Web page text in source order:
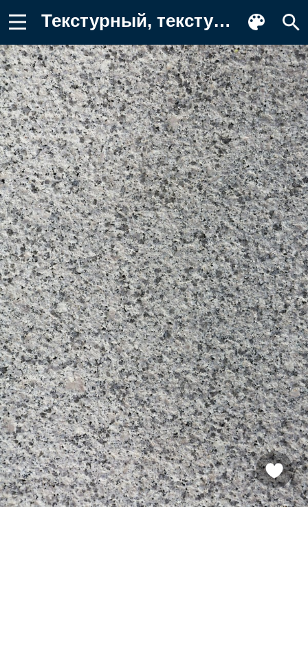
Текстурный, текстурные, текстура Картинка